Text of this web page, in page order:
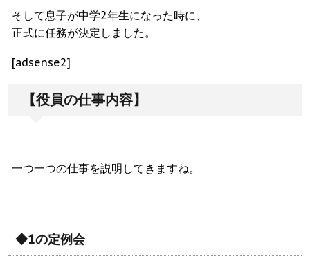
そして息子が中学2年生になった時に、
正式に任務が決定しました。
[adsense2]
【役員の仕事内容】
一つ一つの仕事を説明してきますね。
◆1の定例会